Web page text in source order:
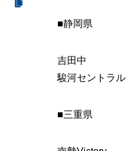
■静岡県
吉田中
駿河セントラル
■三重県